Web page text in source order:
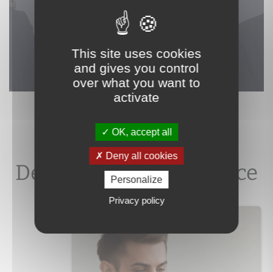
Je souhaite une estimation
Des professionnels à votre service
Des outils à votre service
This site uses cookies
and gives you control
over what you want to
activate
OK, accept all
Deny all cookies
Personalize
Privacy policy